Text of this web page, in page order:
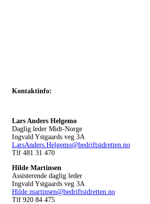
Kontaktinfo:
Lars Anders Helgemo
Daglig leder Midt-Norge
Ingvald Ystgaards veg 3A
LarsAnders.Helgemo@bedriftsidretten.no
Tlf 481 31 470
Hilde Martinsen
Assisterende daglig leder
Ingvald Ystgaards veg 3A
Hilde.martinsen@bedriftsidretten.no
Tlf 920 84 475